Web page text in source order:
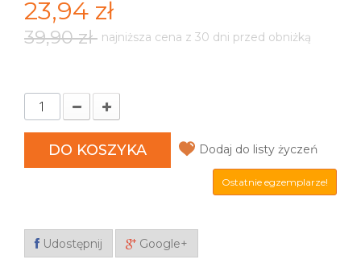
23,94 zł
39,90 zł najniższa cena z 30 dni przed obniżką
DO KOSZYKA Dodaj do listy życzeń
Ostatnie egzemplarze!
Udostępnij Google+